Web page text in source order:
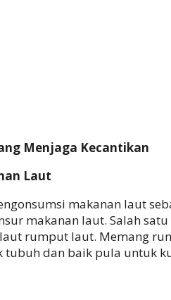
Menjaga Kecantikan
Laut
makanan laut
makanan laut. Salah
rumput laut. Memang
tubuh dan baik pula untuk